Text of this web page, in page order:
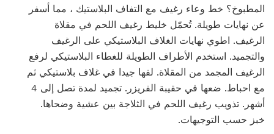
المطبوخ؟ خط وعاء رغيف مع التفاف البلاستيك ، مما أسفر
عن نهايات طويلة. تُحمّل خليط رغيف اللحم في مقلاة
الرغيف. اطوي نهايات الغلاف البلاستيكي على الرغيف
والتجميد. استخدم الأطراف الطويلة للغطاء البلاستيكي لرفع
الرغيف المجمد من المقلاة. لفها جيدا في غلاف بلاستيكي ثم
مع احباط. ضعها في حقيبة الفريزر. تجميد لمدة تصل إلى 4
أشهر. تذويب رغيف اللحم في الثلاجة بين عشية وضحاها.
خبز حسب التوجيهات.